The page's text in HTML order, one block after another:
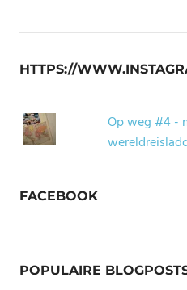
HTTPS://
Op weg #4 -
FACEBOOK
POPULAIRE